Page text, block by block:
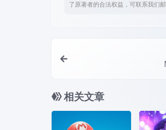
了原著者的合法权益，可联系我们
相关文章